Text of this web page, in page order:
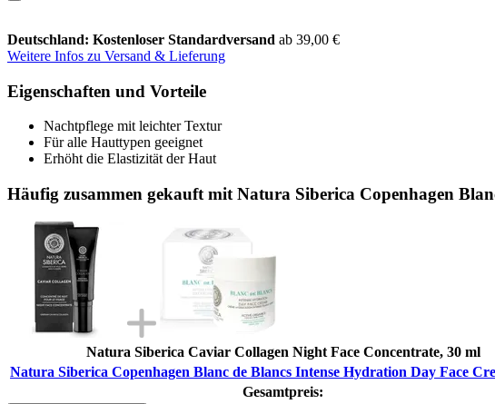
Deutschland: Kostenloser Standardversand ab 39,00 €
Weitere Infos zu Versand & Lieferung
Eigenschaften und Vorteile
Nachtpflege mit leichter Textur
Für alle Hauttypen geeignet
Erhöht die Elastizität der Haut
Häufig zusammen gekauft mit Natura Siberica Copenhagen
Natura Siberica Caviar Collagen Night Face Concentrate, 30 ml
Natura Siberica Copenhagen Blanc de Blancs Intense Hydration Day Face
Gesamtpreis: